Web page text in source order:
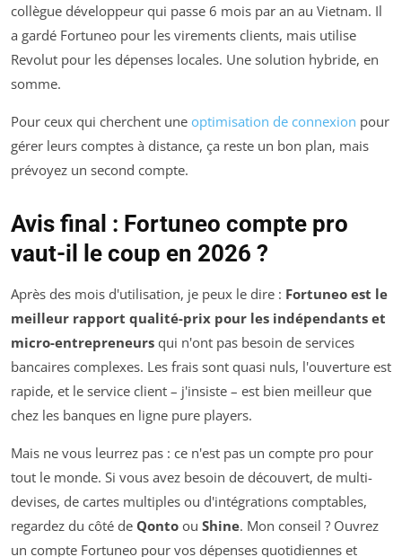
collègue développeur qui passe 6 mois par an au Vietnam. Il
a gardé Fortuneo pour les virements clients, mais utilise
Revolut pour les dépenses locales. Une solution hybride, en
somme.
Pour ceux qui cherchent une optimisation de connexion pour
gérer leurs comptes à distance, ça reste un bon plan, mais
prévoyez un second compte.
Avis final : Fortuneo compte pro
vaut-il le coup en 2026 ?
Après des mois d'utilisation, je peux le dire : Fortuneo est le
meilleur rapport qualité-prix pour les indépendants et
micro-entrepreneurs qui n'ont pas besoin de services
bancaires complexes. Les frais sont quasi nuls, l'ouverture est
rapide, et le service client – j'insiste – est bien meilleur que
chez les banques en ligne pure players.
Mais ne vous leurrez pas : ce n'est pas un compte pro pour
tout le monde. Si vous avez besoin de découvert, de multi-
devises, de cartes multiples ou d'intégrations comptables,
regardez du côté de Qonto ou Shine. Mon conseil ? Ouvrez
un compte Fortuneo pour vos dépenses quotidiennes et